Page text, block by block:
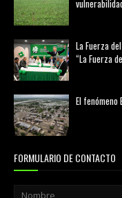
La Fuerza
“La Fuerza
El
FORMULARIO DE CONTACTO